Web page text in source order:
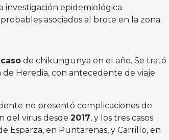
investigación epidemiológica
probables asociados al brote en la zona.
de chikungunya en el año. Se trató
de Heredia, con antecedente de viaje
no presentó complicaciones de
del virus desde 2017, y los tres casos
Esparza, en Puntarenas, y Carrillo, en